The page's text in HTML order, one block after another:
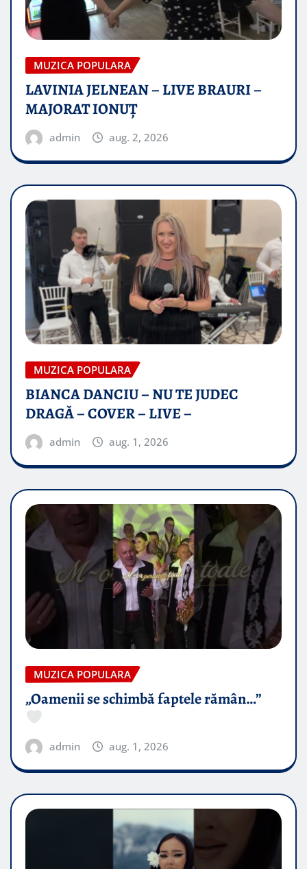
MUZICA POPULARA
LAVINIA JELNEAN – LIVE BRAURI –
MAJORAT IONUŢ
admin aug. 2, 2026
MUZICA POPULARA
BIANCA DANCIU – NU TE JUDEC
DRAGĂ – COVER – LIVE –
admin aug. 1, 2026
MUZICA POPULARA
„Oamenii se schimbă faptele rămân…”
admin aug. 1, 2026